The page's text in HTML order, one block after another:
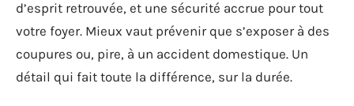
d’esprit retrouvée, et une sécurité accrue pour tout
votre foyer. Mieux vaut prévenir que s’exposer à des
coupures ou, pire, à un accident domestique. Un
détail qui fait toute la différence, sur la durée.